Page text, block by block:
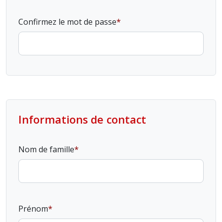
Confirmez le mot de passe
Informations de contact
Nom de famille
Prénom